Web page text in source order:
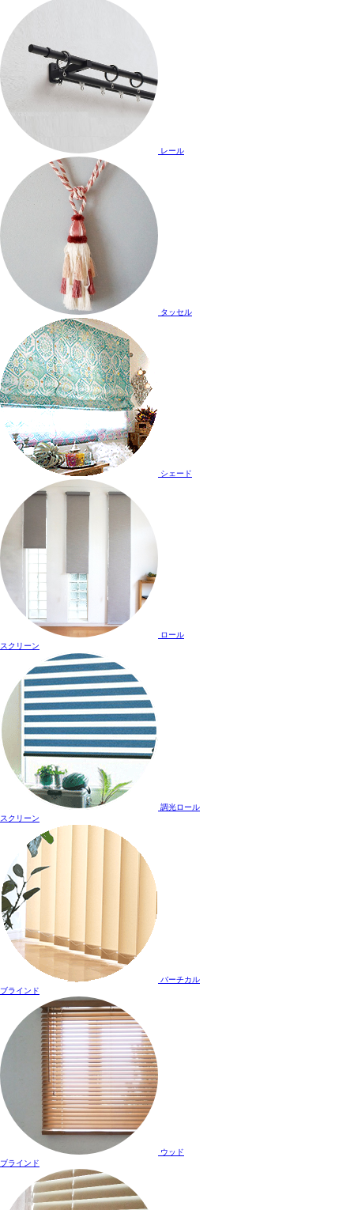
レール
タッセル
シェード
ロール
スクリーン
調光ロール
スクリーン
バーチカル
ブラインド
ウッド
ブラインド